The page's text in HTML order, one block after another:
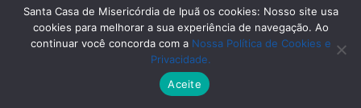
usa cookies para melhorar a sua experiência de navegação.
Ao continuar você concorda com a Nossa Política de
Cookies e Privacidade.
Aceitar Todos
Santa Casa de Misericórdia de Ipuã os cookies: Nosso site usa
cookies para melhorar a sua experiência de navegação. Ao
continuar você concorda com a Nossa Política de Cookies e
Privacidade.
Aceite